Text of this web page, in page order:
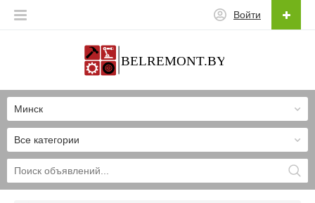
Войти
Все категории
Минск